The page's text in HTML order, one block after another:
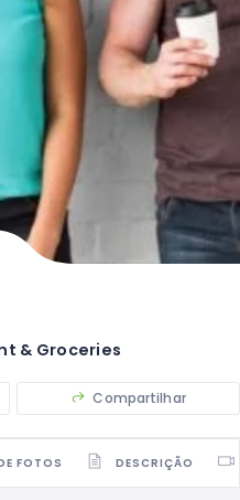
& Groceries
Compartilhar
FOTOS DESCRIÇÃO